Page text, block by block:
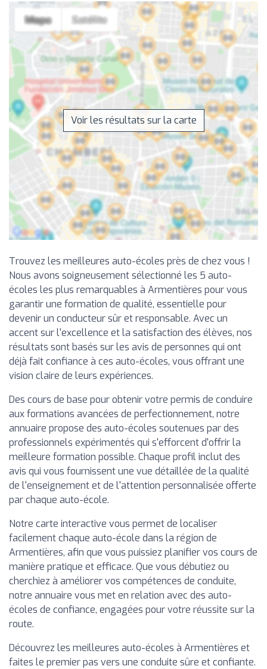
Voir les résultats sur la carte
Trouvez les meilleures auto-écoles près de chez vous !
Nous avons soigneusement sélectionné les 5 auto-
écoles les plus remarquables à Armentières pour vous
garantir une formation de qualité, essentielle pour
devenir un conducteur sûr et responsable. Avec un
accent sur l'excellence et la satisfaction des élèves, nos
résultats sont basés sur les avis de personnes qui ont
déjà fait confiance à ces auto-écoles, vous offrant une
vision claire de leurs expériences.
Des cours de base pour obtenir votre permis de conduire
aux formations avancées de perfectionnement, notre
annuaire propose des auto-écoles soutenues par des
professionnels expérimentés qui s'efforcent d'offrir la
meilleure formation possible. Chaque profil inclut des
avis qui vous fournissent une vue détaillée de la qualité
de l'enseignement et de l'attention personnalisée offerte
par chaque auto-école.
Notre carte interactive vous permet de localiser
facilement chaque auto-école dans la région de
Armentières, afin que vous puissiez planifier vos cours de
manière pratique et efficace. Que vous débutiez ou
cherchiez à améliorer vos compétences de conduite,
notre annuaire vous met en relation avec des auto-
écoles de confiance, engagées pour votre réussite sur la
route.
Découvrez les meilleures auto-écoles à Armentières et
faites le premier pas vers une conduite sûre et confiante.